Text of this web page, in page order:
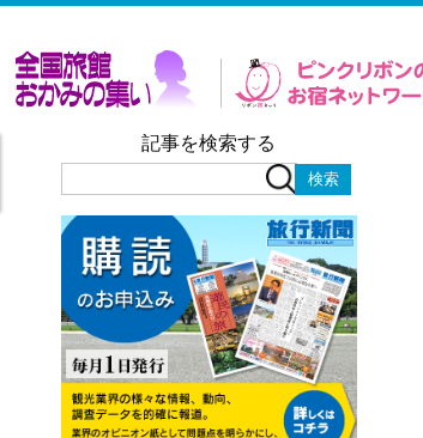
記事を検索する